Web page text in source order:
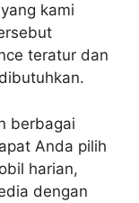
kami
teratur dan
berbagai
Anda pilih
harian,
dengan